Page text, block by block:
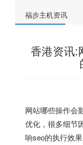
福步主机资讯
香港资讯:
网站哪些操作会
优化，很多细节
响seo的执行效